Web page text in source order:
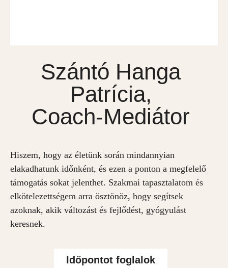
Szántó Hanga
Patrícia,
Coach-Mediátor
Hiszem, hogy az életünk során mindannyian
elakadhatunk időnként, és ezen a ponton a megfelelő
támogatás sokat jelenthet. Szakmai tapasztalatom és
elkötelezettségem arra ösztönöz, hogy segítsek
azoknak, akik változást és fejlődést, gyógyulást
keresnek.
Időpontot foglalok